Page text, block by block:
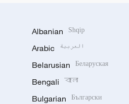
Albanian Shqip
Arabic العربية
Belarusian Беларуская
Bengali বাংলা
Bulgarian Български